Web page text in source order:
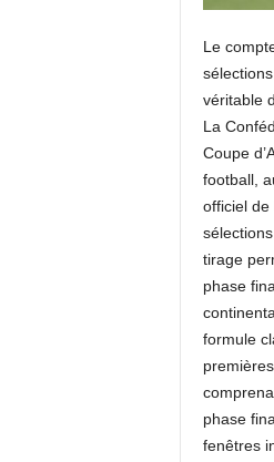
Le
véritable
La
Coupe
football,
officiel de
tirage
phase
formule
phase
fenêtres